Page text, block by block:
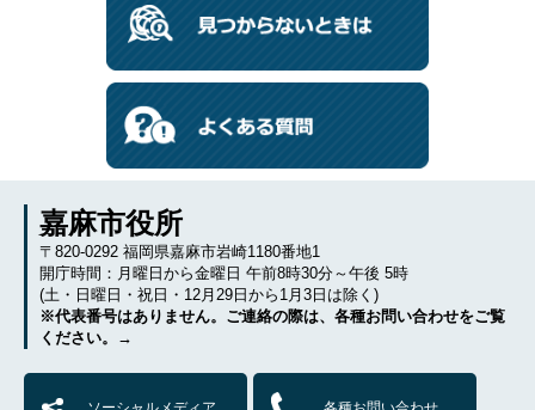
嘉麻市役所
〒820-0292 福岡県嘉麻市岩崎1180番地1
開庁時間：月曜日から金曜日 午前8時30分～午後 5時
(土・日曜日・祝日・12月29日から1月3日は除く)
※代表番号はありません。ご連絡の際は、各種お問い合わせをご覧
ください。→